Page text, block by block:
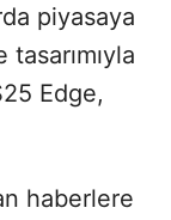
piyasaya
Edge,
haberlere